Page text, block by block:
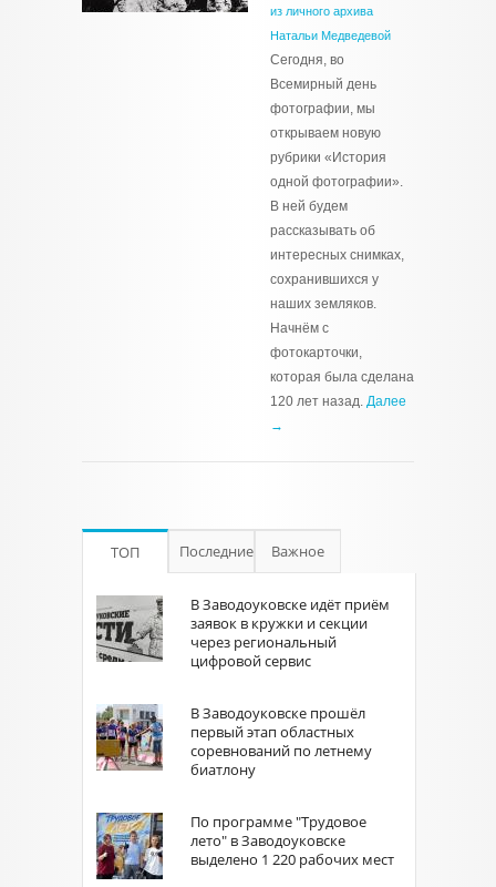
из личного архива
Натальи Медведевой
Сегодня, во
Всемирный день
фотографии, мы
открываем новую
рубрики «История
одной фотографии».
В ней будем
рассказывать об
интересных снимках,
сохранившихся у
наших земляков.
Начнём с
фотокарточки,
которая была сделана
120 лет назад. Далее
→
ТОП Последние Важное
В Заводоуковске идёт приём
заявок в кружки и секции
через региональный
цифровой сервис
В Заводоуковске прошёл
первый этап областных
соревнований по летнему
биатлону
По программе "Трудовое
лето" в Заводоуковске
выделено 1 220 рабочих мест